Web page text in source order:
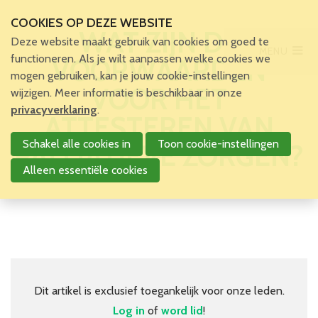
WAT ZIJN DE
VOORWAARDEN
VOOR HET
ATTESTEREN VAN
PALLIATIEVE ZORGEN?
Dit artikel is exclusief toegankelijk voor onze leden.
Log in of word lid!
Main Menu
Home
Voor patiënten en zorgverleners
Verpleegkundigen
VBZV Helpcenter
Nieuws
Zoekertjes
Jaarlijks Congres
COOKIES OP DEZE WEBSITE
Deze website maakt gebruik van cookies om goed te
functioneren. Als je wilt aanpassen welke cookies we
mogen gebruiken, kan je jouw cookie-instellingen
wijzigen. Meer informatie is beschikbaar in onze
privacyverklaring.
Schakel alle cookies in
Toon cookie-instellingen
Alleen essentiële cookies